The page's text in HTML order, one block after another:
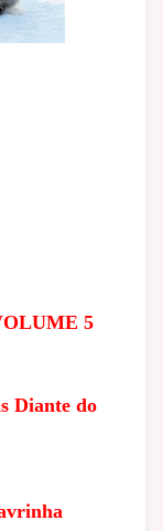
5
Diante do